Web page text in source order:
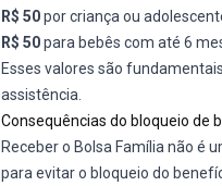
R$ 50por criança ou
R$ 50para bebês com até 6
Esses valores são
assistência.
Consequências do bloqueio de
Receber o Bolsa Família não é
para evitar o bloqueio do